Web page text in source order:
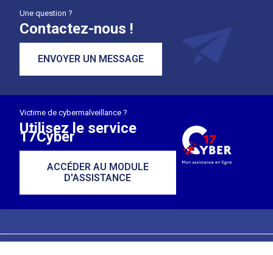
Une question ?
Contactez-nous !
ENVOYER UN MESSAGE
Victime de cybermalveillance ?
Utilisez le service
17Cyber
ACCÉDER AU MODULE
D'ASSISTANCE